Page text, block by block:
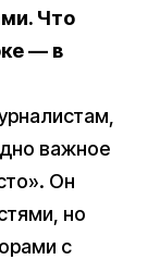
Что
— в
важное
Он
но
с